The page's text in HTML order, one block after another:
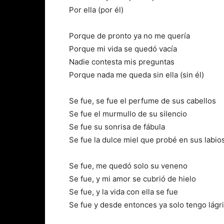
Por ella (por él)
Porque de pronto ya no me quería
Porque mi vida se quedó vacía
Nadie contesta mis preguntas
Porque nada me queda sin ella (sin él)
Se fue, se fue el perfume de sus cabellos
Se fue el murmullo de su silencio
Se fue su sonrisa de fábula
Se fue la dulce miel que probé en sus
Se fue, me quedó solo su veneno
Se fue, y mi amor se cubrió de hielo
Se fue, y la vida con ella se fue
Se fue y desde entonces ya solo tengo